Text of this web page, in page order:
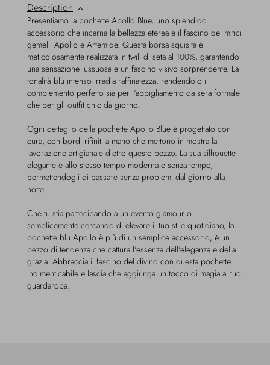
Description
Presentiamo la pochette Apollo Blue, uno splendido
accessorio che incarna la bellezza eterea e il fascino dei mitici
gemelli Apollo e Artemide. Questa borsa squisita è
meticolosamente realizzata in twill di seta al 100%, garantendo
una sensazione lussuosa e un fascino visivo sorprendente. La
tonalità blu intenso irradia raffinatezza, rendendolo il
complemento perfetto sia per l'abbigliamento da sera formale
che per gli outfit chic da giorno.
Ogni dettaglio della pochette Apollo Blue è progettato con
cura, con bordi rifiniti a mano che mettono in mostra la
lavorazione artigianale dietro questo pezzo. La sua silhouette
elegante è allo stesso tempo moderna e senza tempo,
permettendogli di passare senza problemi dal giorno alla
notte.
Che tu stia partecipando a un evento glamour o
semplicemente cercando di elevare il tuo stile quotidiano, la
pochette blu Apollo è più di un semplice accessorio; è un
pezzo di tendenza che cattura l'essenza dell'eleganza e della
grazia. Abbraccia il fascino del divino con questa pochette
indimenticabile e lascia che aggiunga un tocco di magia al tuo
guardaroba.